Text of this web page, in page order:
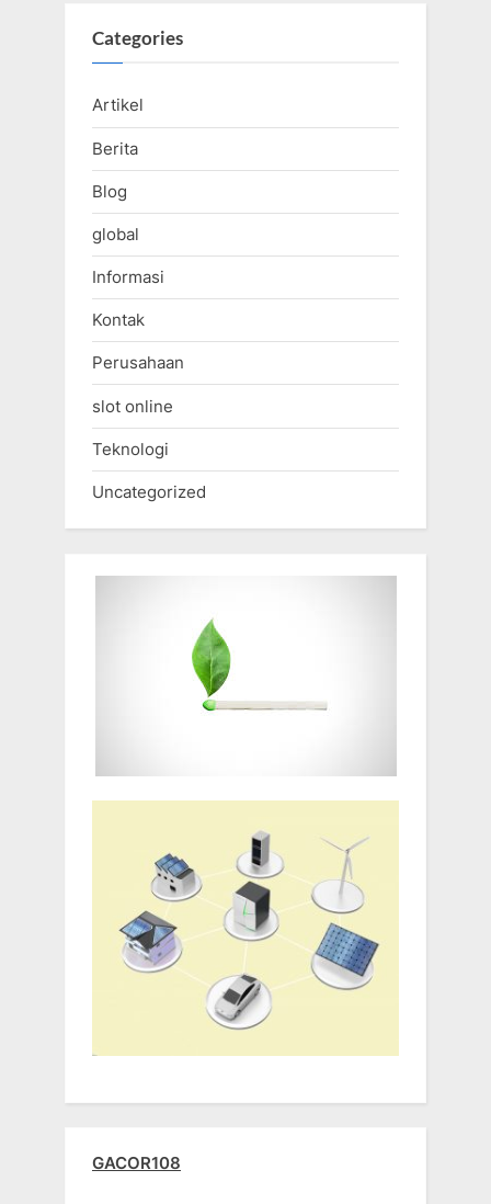
Categories
Artikel
Berita
Blog
global
Informasi
Kontak
Perusahaan
slot online
Teknologi
Uncategorized
GACOR108